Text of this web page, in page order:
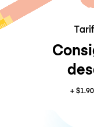
+$1.90